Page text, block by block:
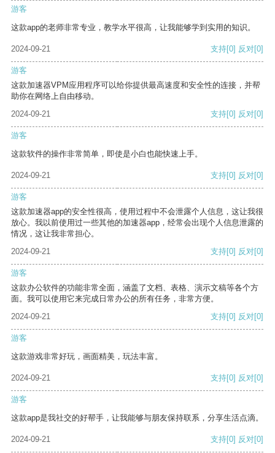
游客
这款app的老师非常专业，教学水平很高，让我能够学到实用的知识。
2024-09-21 支持[0] 反对[0]
游客
这款加速器VPM应用程序可以给你提供最高速度和安全性的连接，并帮
助你在网络上自由移动。
2024-09-21
支持[0] 反对[0]
游客
这款软件的操作非常简单，即使是小白也能快速上手。
2024-09-21 支持[0] 反对[0]
游客
这款加速器app的安全性很高，使用过程中不会泄露个人信息，这让我很
放心。我以前使用过一些其他的加速器app，经常会出现个人信息泄露的
情况，这让我非常担心。
2024-09-21
支持[0] 反对[0]
游客
这款办公软件的功能非常全面，涵盖了文档、表格、演示文稿等各个方
面。我可以使用它来完成日常办公的所有任务，非常方便。
2024-09-21
支持[0] 反对[0]
游客
这款游戏非常好玩，画面精美，玩法丰富。
2024-09-21 支持[0] 反对[0]
游客
这款app是我社交的好帮手，让我能够与朋友保持联系，分享生活点滴。
2024-09-21 支持[0] 反对[0]